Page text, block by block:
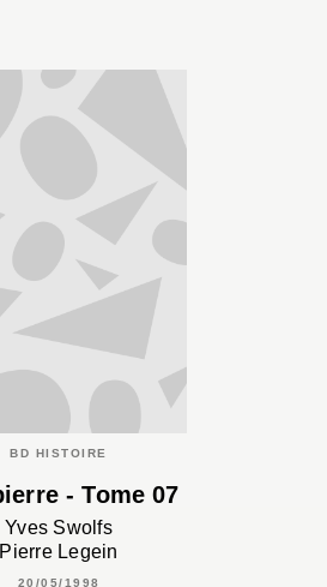
BD HISTOIRE
- Tome 07
Yves Swolfs
Pierre Legein
20/05/1998